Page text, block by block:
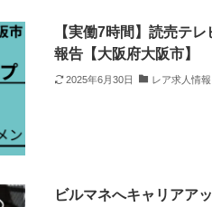
【実働7時間】読売テ
報告【大阪府大阪市】
2025年6月30日 レア求人情報
ビルマネへキャリアア